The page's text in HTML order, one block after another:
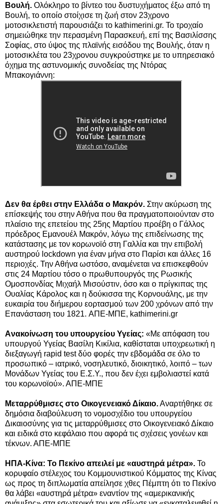
Βουλή. Ολόκληρο το βίντεο του δυστυχήματος έξω από τη
Βουλή, το οποίο στοίχισε τη ζωή στον 23χρονο
μοτοσικλετιστή παρουσιάζει το kathimerini.gr. Το τροχαίο
σημειώθηκε την περασμένη Παρασκευή, επί της Βασιλίσσης
Σοφίας, στο ύψος της πλαϊνής εισόδου της Βουλής, όταν η
μοτοσικλέτα του 23χρονου συγκρούστηκε με το υπηρεσιακό
όχημα της αστυνομικής συνοδείας της Ντόρας
Μπακογιάννη:
Δεν θα έρθει στην Ελλάδα ο Μακρόν. Στην ακύρωση της
επίσκεψής του στην Αθήνα που θα πραγματοποιούνταν στο
πλαίσιο της επετείου της 25ης Μαρτίου προέβη ο Γάλλος
πρόεδρος Εμανουέλ Μακρόν, λόγω της επιδείνωσης της
κατάστασης με τον κορωνοϊό στη Γαλλία και την επιβολή
αυστηρού lockdown για έναν μήνα στο Παρίσι και άλλες 16
περιοχές. Την Αθήνα ωστόσο, αναμένεται να επισκεφθούν
στις 24 Μαρτίου τόσο ο πρωθυπουργός της Ρωσικής
Ομοσπονδίας Μιχαήλ Μισούστιν, όσο και ο πρίγκιπας της
Ουαλίας Κάρολος και η δούκισσα της Κορνουάλης, με την
ευκαιρία του διήμερου εορτασμού των 200 χρόνων από την
Επανάσταση του 1821. ΑΠΕ-ΜΠΕ, kathimerini.gr
Aνακοίνωση του υπουργείου Υγείας: «Με απόφαση του
υπουργού Υγείας Βασίλη Κικίλια, καθίσταται υποχρεωτική η
διεξαγωγή rapid test δύο φορές την εβδομάδα σε όλο το
προσωπικό – ιατρικό, νοσηλευτικό, διοικητικό, λοιπό – των
Μονάδων Υγείας του Ε.Σ.Υ., που δεν έχει εμβολιαστεί κατά
του κορωνοϊού». ΑΠΕ-ΜΠΕ
Μεταρρύθμισες στο Οικογενειακό Δίκαιο.Αναρτήθηκε σε
δημόσια διαβούλευση το νομοσχέδιο του υπουργείου
Δικαιοσύνης για τις μεταρρύθμισες στο Οικογενειακό Δίκαιο
και ειδικά στο κεφάλαιο που αφορά τις σχέσεις γονέων και
τέκνων. ΑΠΕ-ΜΠΕ
ΗΠΑ-Κίνα: Το Πεκίνο απειλεί με «αυστηρά μέτρα». Το
κορυφαίο στέλεχος του Κομμουνιστικού Κόμματος της Κίνας
ως προς τη διπλωματία απείλησε χθες Πέμπτη ότι το Πεκίνο
θα λάβει «αυστηρά μέτρα» εναντίον της «αμερικανικής